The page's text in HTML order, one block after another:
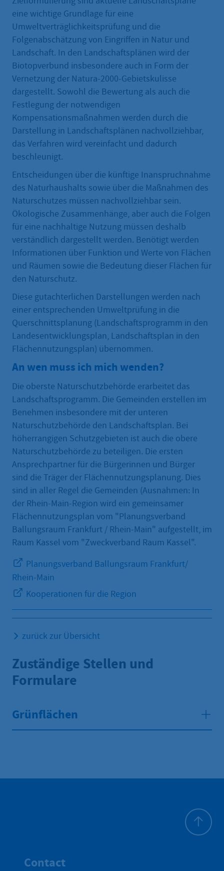
eine wichtige Grundlage für eine
Umweltverträglichkeitsprüfung und die
Folgenabschätzung von Eingriffen in Natur und
Landschaft. In den Landschaftsplänen wird der
Biotopverbund insbesondere auch in Form der
Vernetzung der Natura-2000-Gebietskulisse
dargestellt. Sowohl die Bewertung als auch die
Festlegung der notwendigen
Kompensationsmaßnahmen werden durch die
Darstellung in Landschaftsplänen nachvollziehbar,
das Verfahren wird vereinfacht und dadurch
beschleunigt.
Entscheidungen über die künftige Inanspruchnahme
des Naturhaushalts sowie über die Maßnahmen des
Naturschutzes müssen nachvollziehbar sein.
Ökologische Zusammenhänge, aber auch die Folgen
für eine nachhaltige Nutzung müssen deshalb
verständlich dargestellt werden. Benötigt werden
Informationen über Funktion und Werte von Flächen
und Räumen sowie die Bedeutung dieser Flächen für
den Naturschutz.
Diese gutachterlichen Darstellungen werden nach
einer entsprechenden Umweltprüfung in die
Querschnittsplanung (Landschaftsprogramm in den
Landesentwicklungsplan, Landschaftsplan in den
Flächennutzungsplan) übernommen.
An wen muss ich mich wenden?
Die oberste Naturschutzbehörde erarbeitet das
Landschaftsprogramm. Die Gemeinden erstellen im
Benehmen insbesondere mit der unteren
Naturschutzbehörde den Landschaftsplan. Bei
höherrangigen Schutzgebieten ist auch die obere
Naturschutzbehörde zu beteiligen. Die ersten
Ansprechpartner für die Bürgerinnen und Bürger
sind die Träger der Flächennutzungsplanung. Dies
sind in aller Regel die Gemeinden (Ausnahmen: In
der Rhein-Main-Region wird ein gemeinsamer
Flächennutzungsplan vom "Planungsverband
Ballungsraum Frankfurt / Rhein-Main" aufgestellt, im
Raum Kassel vom "Zweckverband Raum Kassel".
Planungsverband Ballungsraum Frankfurt/
Rhein-Main
Kooperationen für die Region
zurück zur Übersicht
Zuständige Stellen und
Formulare
Grünflächen
Contact